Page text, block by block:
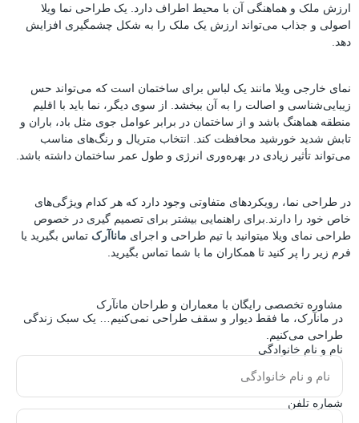
ارزش ملک و هماهنگی آن با محیط اطراف دارد. یک طراحی نما ویلا
اصولی و جذاب می‌تواند ارزش یک ملک را به شکل چشمگیری افزایش
دهد.
نمای خارجی ویلا مانند یک لباس برای ساختمان است که می‌تواند حس
زیبایی‌شناسی و اصالت را به آن ببخشد. از سوی دیگر، نما باید با اقلیم
منطقه هماهنگ باشد و از ساختمان در برابر عوامل جوی مثل باد، باران و
تابش شدید خورشید محافظت کند. انتخاب متریال و رنگ‌های مناسب
می‌تواند تأثیر زیادی در بهره‌وری انرژی و طول عمر ساختمان داشته باشد.
در طراحی نما، رویکردهای متفاوتی وجود دارد که هر کدام ویژگی‌های
خاص خود را دارند.برای راهنمایی بیشتر برای تصمیم گیری در خصوص
طراحی نمای ویلا میتوانید با تیم طراحی و اجرایماناآرکتماس بگیرید یا
فرم زیر را پر کنید تا همکاران ما با شما تماس بگیرید.
مشاوره تخصصی رایگان با معماران و طراحان مانآرک
در مانآرک، ما فقط دیوار و سقف طراحی نمی‌کنیم… یک سبک زندگی
طراحی می‌کنیم.
نام و نام خانوادگی
شماره تلفن